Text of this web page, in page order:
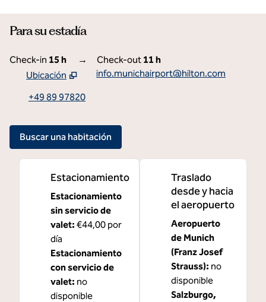
Para su estadía
Check-in 15 h → Check-out 11 h
Ubicación
abre una nueva pestaña
info.munichairport@hilton.com
+49 89 97820
Buscar una habitación
Estacionamiento
Estacionamiento
sin servicio de
valet: €44,00 por
día
Estacionamiento
con servicio de
valet: no
disponible
Traslado
desde y hacia
el aeropuerto
Aeropuerto
de Munich
(Franz Josef
Strauss): no
disponible
Salzburgo,